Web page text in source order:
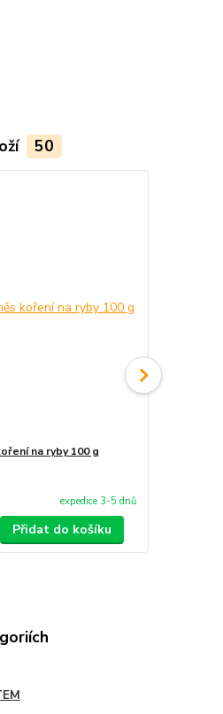
50
na ryby 100 g
expedice 3-5 dnů
Přidat do košíku